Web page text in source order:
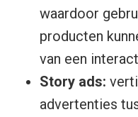
waardoor
producten
van een
Story ads:
advertenties